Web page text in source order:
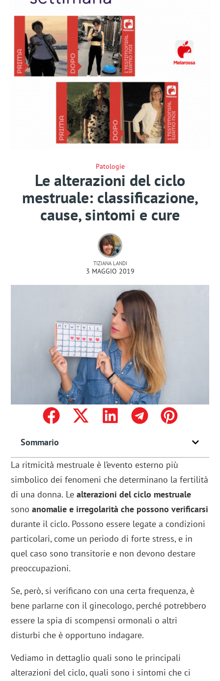
Patologie
Le alterazioni del ciclo
mestruale: classificazione,
cause, sintomi e cure
TIZIANA LANDI
3 MAGGIO 2019
Sommario
La ritmicità mestruale è l’evento esterno più
simbolico dei fenomeni che determinano la fertilità
di una donna. Le alterazioni del ciclo mestruale
sonoanomalie e irregolarità che possono verificarsi
durante il ciclo. Possono essere legate a condizioni
particolari, come un periodo di forte stress, e in
quel caso sono transitorie e non devono destare
preoccupazioni.
Se, però, si verificano con una certa frequenza, è
bene parlarne con il ginecologo, perché potrebbero
essere la spia di scompensi ormonali o altri
disturbi che è opportuno indagare.
Vediamo in dettaglio quali sono le principali
alterazioni del ciclo, quali sono i sintomi che ci